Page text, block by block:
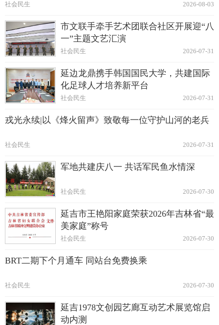
2026-08-03
社会民生
市文联手牵手艺术团联合社区开展迎“八
一”主题文艺汇演
2026-07-31
社会民生
延边龙鼎携手韩国国民大学，共建国际
化足球人才培养新平台
2026-07-31
社会民生
戎光永续|以《烽火留声》致敬每一位守护山河的老兵
2026-07-31
社会民生
军地共建庆八一 共话军民鱼水情深
2026-07-30
社会民生
延吉市王艳阳家庭荣获2026年吉林省“最
美家庭”称号
2026-07-30
社会民生
BRT二期下个月通车 同站台免费换乘
2026-07-30
社会民生
延吉1978文创园艺廊互动艺术展览馆启
动内测